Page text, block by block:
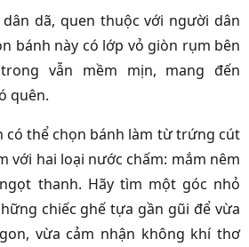
dã, quen thuộc với người dân
bánh này có lớp vỏ giòn rụm bên
vẫn mềm mịn, mang đến
quên.
có thể chọn bánh làm từ trứng cút
với hai loại nước chấm: mắm nêm
thanh. Hãy tìm một góc nhỏ
chiếc ghế tựa gần gũi để vừa
vừa cảm nhận không khí thơ